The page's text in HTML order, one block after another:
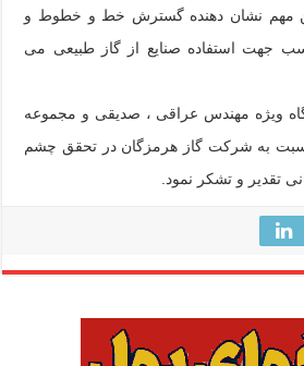
مهم نشان دهنده گسترش خط و خطوط و
جهت استفاده صنایع از گاز طبیعی می
ویژه مهندس عراقی ، صدیقی و مجموعه
به شرکت گاز هرمزگان در تحقق چشم
تقدیر و تشکر نمود.